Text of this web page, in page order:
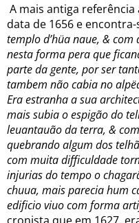
A mais antiga
data de 1656 e encontra-
templo d’hüa naue, &
nesta forma pera que
parte da gente, por ser
tambem não cabia no
Era estranha a sua
mais subia o espigão do
leuantauão da terra, &
quebrando algum dos
com muita difficuldade
injurias do tempo o
chuua, mais parecia hum
edificio viuo com forma